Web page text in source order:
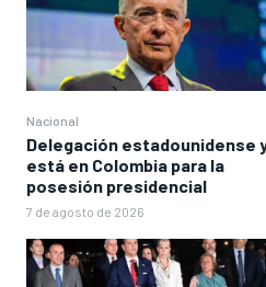
Nacional
Delegación estadounidense
está en Colombia para la
posesión presidencial
7 de agosto de 2026